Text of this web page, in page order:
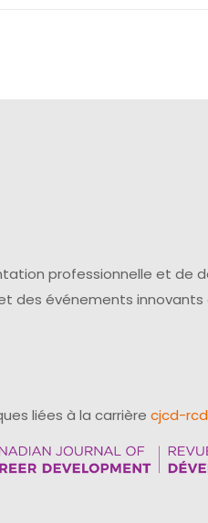
professionnelle et de
des événements
liées à la carrière cjcd-